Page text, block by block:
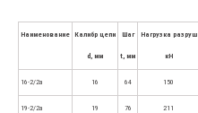
Наименование Калибр цепи
d, мм
Шаг
t, мм
Нагрузка разруш
кН
16-2/2а 16 64 150
19-2/2а 19 76 211